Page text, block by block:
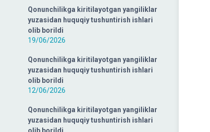
Qonunchilikga kiritilayotgan yangiliklar
yuzasidan huquqiy tushuntirish ishlari
olib borildi
19/06/2026
Qonunchilikga kiritilayotgan yangiliklar
yuzasidan huquqiy tushuntirish ishlari
olib borildi
12/06/2026
Qonunchilikga kiritilayotgan yangiliklar
yuzasidan huquqiy tushuntirish ishlari